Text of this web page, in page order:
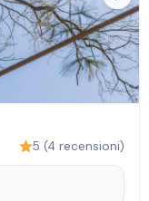
5 (4 recensioni)